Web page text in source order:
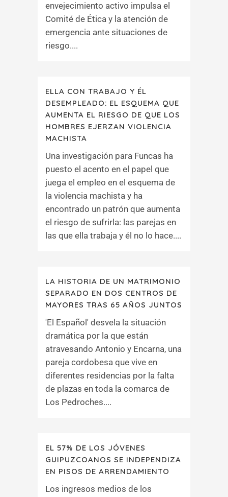
envejecimiento activo impulsa el
Comité de Ética y la atención de
emergencia ante situaciones de
riesgo....
ELLA CON TRABAJO Y ÉL
DESEMPLEADO: EL ESQUEMA QUE
AUMENTA EL RIESGO DE QUE LOS
HOMBRES EJERZAN VIOLENCIA
MACHISTA
Una investigación para Funcas ha
puesto el acento en el papel que
juega el empleo en el esquema de
la violencia machista y ha
encontrado un patrón que aumenta
el riesgo de sufrirla: las parejas en
las que ella trabaja y él no lo hace....
LA HISTORIA DE UN MATRIMONIO
SEPARADO EN DOS CENTROS DE
MAYORES TRAS 65 AÑOS JUNTOS
'El Español' desvela la situación
dramática por la que están
atravesando Antonio y Encarna, una
pareja cordobesa que vive en
diferentes residencias por la falta
de plazas en toda la comarca de
Los Pedroches....
EL 57% DE LOS JÓVENES
GUIPUZCOANOS SE INDEPENDIZA
EN PISOS DE ARRENDAMIENTO
Los ingresos medios de los